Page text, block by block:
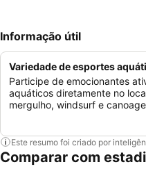
Informação útil
Variedade de esportes
Participe de emocionantes
aquáticos diretamente no
mergulho, windsurf e
Este resumo foi criado por
Comparar com